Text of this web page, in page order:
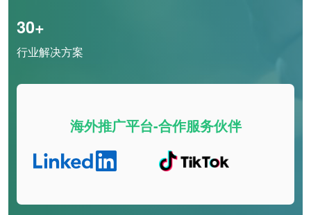
30+
行业解决方案
海外推广平台-合作服务伙伴